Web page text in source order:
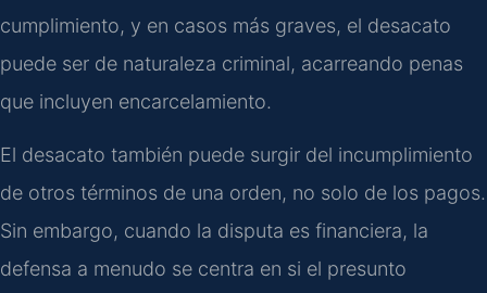
cumplimiento, y en casos más graves, el desacato
puede ser de naturaleza criminal, acarreando penas
que incluyen encarcelamiento.
El desacato también puede surgir del incumplimiento
de otros términos de una orden, no solo de los pagos.
Sin embargo, cuando la disputa es financiera, la
defensa a menudo se centra en si el presunto